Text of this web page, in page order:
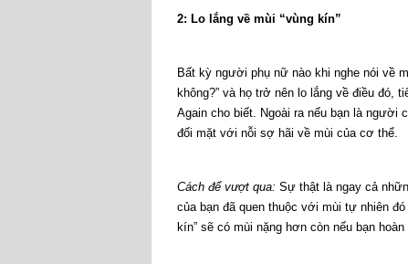
2: Lo lắng về mùi “vùng kín”
Bất kỳ người phụ nữ nào khi nghe nói về
không?” và họ trở nên lo lắng về điều đó,
Again cho biết. Ngoài ra nếu bạn là người
đối mặt với nỗi sợ hãi về mùi của cơ thể.
Cách để vượt qua: Sự thật là ngay cả
của bạn đã quen thuộc với mùi tự nhiên
kín” sẽ có mùi nặng hơn còn nếu bạn